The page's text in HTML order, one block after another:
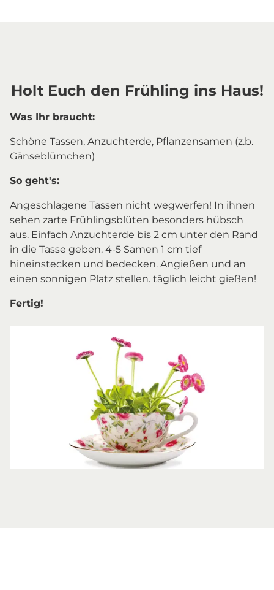
Holt Euch den Frühling ins Haus!
Was Ihr braucht:
Schöne Tassen, Anzuchterde, Pflanzensamen (z.b.
Gänseblümchen)
So geht's:
Angeschlagene Tassen nicht wegwerfen! In ihnen
sehen zarte Frühlingsblüten besonders hübsch
aus. Einfach Anzuchterde bis 2 cm unter den Rand
in die Tasse geben. 4-5 Samen 1 cm tief
hineinstecken und bedecken. Angießen und an
einen sonnigen Platz stellen. täglich leicht gießen!
Fertig!